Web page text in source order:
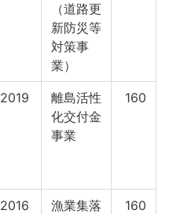
（道路更
新防災等
対策事
業）
2019
離島活性
化交付金
事業
160
2016
漁業集落
160